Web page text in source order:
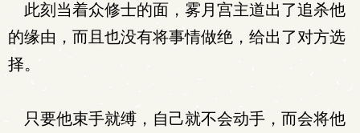
此刻当着众修士的面，雾月宫主道出了追杀他
的缘由，而且也没有将事情做绝，给出了对方选
择。
只要他束手就缚，自己就不会动手，而会将他